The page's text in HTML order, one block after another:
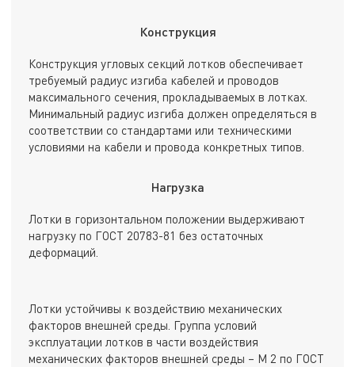
Конструкция
Конструкция угловых секций лотков обеспечивает
требуемый радиус изгиба кабелей и проводов
максимального сечения, прокладываемых в лотках.
Минимальный радиус изгиба должен определяться в
соответствии со стандартами или техническими
условиями на кабели и провода конкретных типов.
Нагрузка
Лотки в горизонтальном положении выдерживают
нагрузку по ГОСТ 20783-81 без остаточных
деформаций.
Лотки устойчивы к воздействию механических
факторов внешней среды. Группа условий
эксплуатации лотков в части воздействия
механических факторов внешней среды – М 2 по ГОСТ